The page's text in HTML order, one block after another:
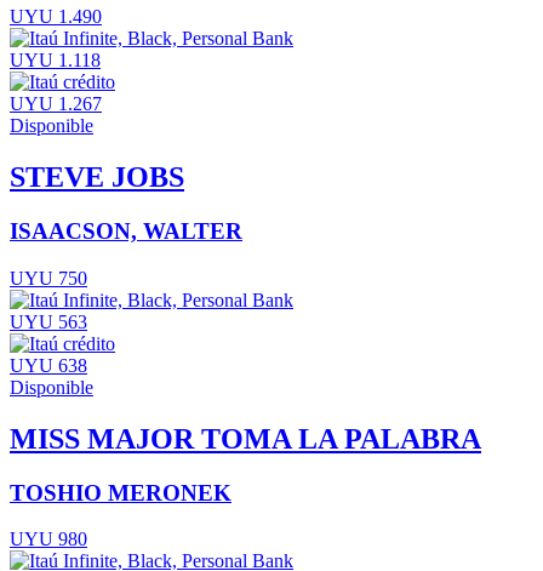
UYU 1.490
UYU 1.118
UYU 1.267
Disponible
STEVE JOBS
ISAACSON, WALTER
UYU 750
UYU 563
UYU 638
Disponible
MISS MAJOR TOMA LA PALABRA
TOSHIO MERONEK
UYU 980